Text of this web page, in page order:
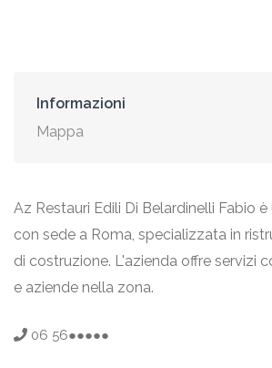
Informazioni
Mappa
Az Restauri Edili Di Belardinelli Fabio
con sede a Roma, specializzata in
di costruzione. L'azienda offre servizi
e aziende nella zona.
06 56●●●●●